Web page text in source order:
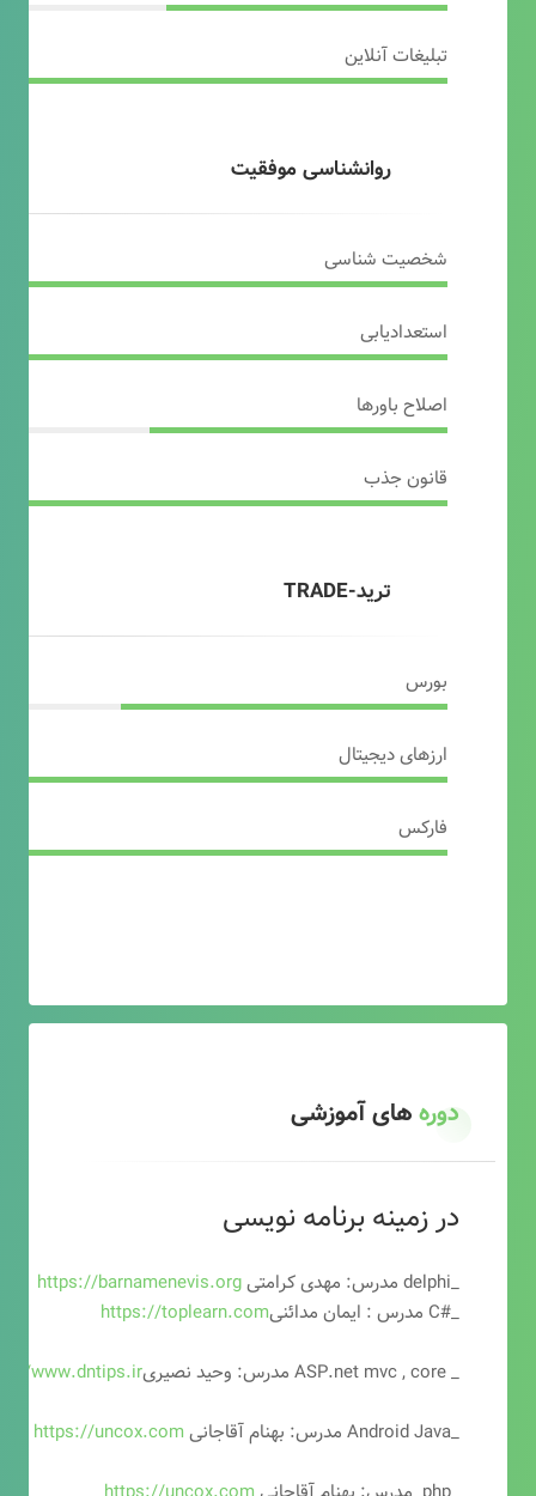
تبلیغات آنلاین
روانشناسی موفقیت
شخصیت شناسی
استعدادیابی
اصلاح باورها
قانون جذب
ترید-TRADE
بورس
ارزهای دیجیتال
فارکس
دورههای آموزشی
در زمینه برنامه نویسی
_delphi مدرس: مهدی کرامتی
https://barnamenevis.org
_#C مدرس : ایمان مدائنی
https://toplearn.com
_ ASP.net mvc , core مدرس: وحید نصیری
www.dntips.ir
_Android Java مدرس: بهنام آقاجانی
https://uncox.com